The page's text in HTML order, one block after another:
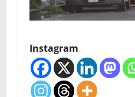
Instagram